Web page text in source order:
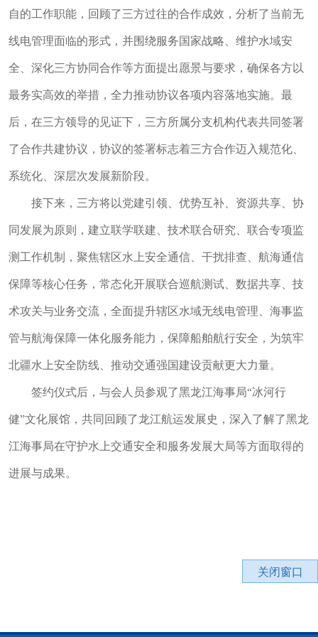
自的工作职能，回顾了三方过往的合作成效，分析了当前无
线电管理面临的形式，并围绕服务国家战略、维护水域安
全、深化三方协同合作等方面提出愿景与要求，确保各方以
最务实高效的举措，全力推动协议各项内容落地实施。最
后，在三方领导的见证下，三方所属分支机构代表共同签署
了合作共建协议，协议的签署标志着三方合作迈入规范化、
系统化、深层次发展新阶段。
接下来，三方将以党建引领、优势互补、资源共享、协
同发展为原则，建立联学联建、技术联合研究、联合专项监
测工作机制，聚焦辖区水上安全通信、干扰排查、航海通信
保障等核心任务，常态化开展联合巡航测试、数据共享、技
术攻关与业务交流，全面提升辖区水域无线电管理、海事监
管与航海保障一体化服务能力，保障船舶航行安全，为筑牢
北疆水上安全防线、推动交通强国建设贡献更大力量。
签约仪式后，与会人员参观了黑龙江海事局“冰河行
健”文化展馆，共同回顾了龙江航运发展史，深入了解了黑龙
江海事局在守护水上交通安全和服务发展大局等方面取得的
进展与成果。
关闭窗口